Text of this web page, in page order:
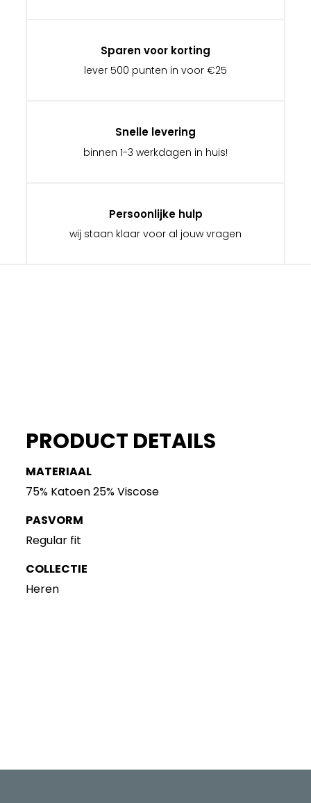
Sparen voor korting
lever 500 punten in voor €25
Snelle levering
binnen 1-3 werkdagen in huis!
Persoonlijke hulp
wij staan klaar voor al jouw vragen
PRODUCT DETAILS
MATERIAAL
75% Katoen 25% Viscose
PASVORM
Regular fit
COLLECTIE
Heren